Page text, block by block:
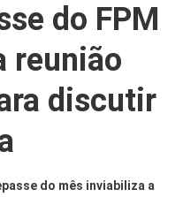
do FPM
reunião
discutir
do mês inviabiliza a